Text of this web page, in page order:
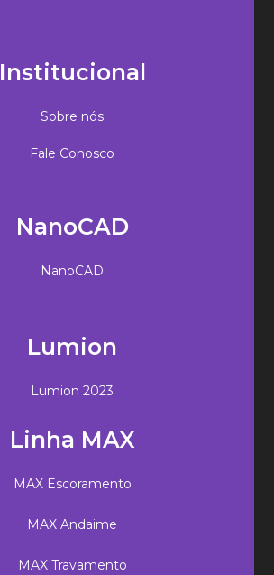
Institucional
Sobre nós
Fale Conosco
NanoCAD
NanoCAD
Lumion
Lumion 2023
Linha MAX
MAX Escoramento
MAX Andaime
MAX Travamento